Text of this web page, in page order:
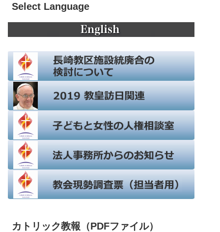
Select Language
カトリック教報（PDFファイル）